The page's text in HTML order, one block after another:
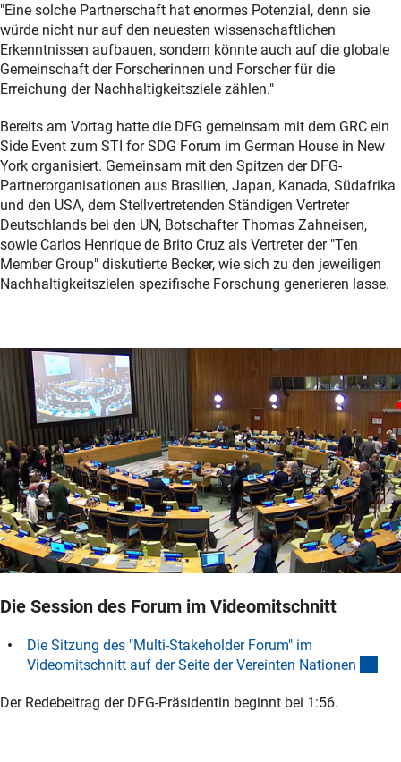
"Eine solche Partnerschaft hat enormes Potenzial, denn sie
würde nicht nur auf den neuesten wissenschaftlichen
Erkenntnissen aufbauen, sondern könnte auch auf die globale
Gemeinschaft der Forscherinnen und Forscher für die
Erreichung der Nachhaltigkeitsziele zählen."
Bereits am Vortag hatte die DFG gemeinsam mit dem GRC ein
Side Event zum STI for SDG Forum im German House in New
York organisiert. Gemeinsam mit den Spitzen der DFG-
Partnerorganisationen aus Brasilien, Japan, Kanada, Südafrika
und den USA, dem Stellvertretenden Ständigen Vertreter
Deutschlands bei den UN, Botschafter Thomas Zahneisen,
sowie Carlos Henrique de Brito Cruz als Vertreter der "Ten
Member Group" diskutierte Becker, wie sich zu den jeweiligen
Nachhaltigkeitszielen spezifische Forschung generieren lasse.
Die Session des Forum im Videomitschnitt
Die Sitzung des "Multi-Stakeholder Forum" im
Videomitschnitt auf der Seite der Vereinten Nationen
Der Redebeitrag der DFG-Präsidentin beginnt bei 1:56.